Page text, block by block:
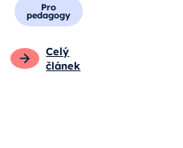
Pro
pedagogy
Celý
článek